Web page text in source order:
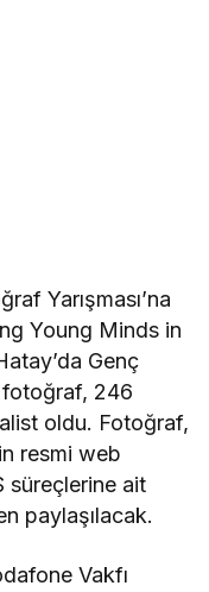
Yarışması’na
Young Minds in
Genç
fotoğraf, 246
oldu. Fotoğraf,
resmi web
süreçlerine ait
paylaşılacak.
Vakfı